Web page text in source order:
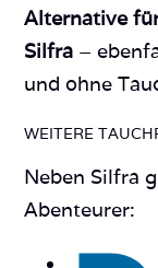
Alternative
Silfra –
und ohne
WEITERE
Neben Silfra
Abenteurer: